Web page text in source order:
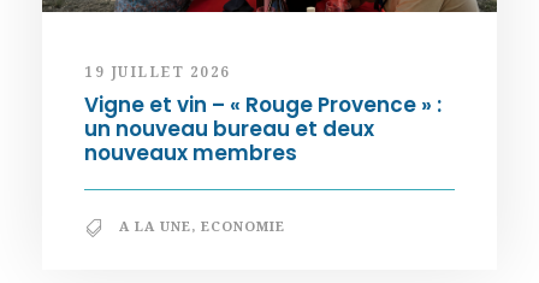
19 JUILLET 2026
Vigne et vin – « Rouge Provence » :
un nouveau bureau et deux
nouveaux membres
A LA UNE, ECONOMIE